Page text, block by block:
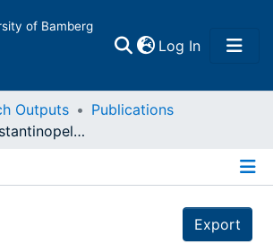
of Bamberg
Log In(current)
Outputs
Publications
Byzanz - Konstantinopel - Istanbul. Struktur- und Funktionswandel einer Weltstadt am Schnittpunkt zwischen Orient und Okzident
Export